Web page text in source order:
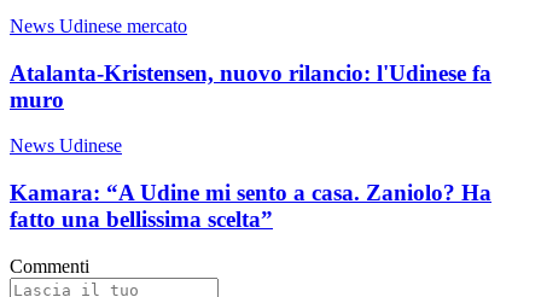
News Udinese mercato
Atalanta-Kristensen, nuovo rilancio: l'Udinese fa
muro
News Udinese
Kamara: “A Udine mi sento a casa. Zaniolo? Ha
fatto una bellissima scelta”
Commenti